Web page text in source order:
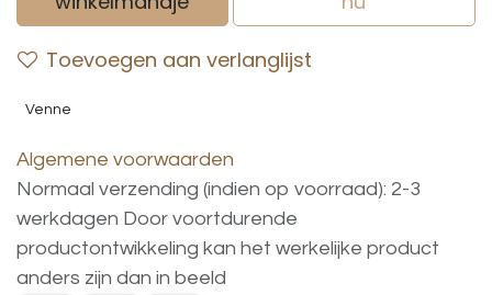
Toevoegen aan verlanglijst
Venne
Algemene voorwaarden
Normaal verzending (indien op voorraad): 2-3
werkdagen Door voortdurende
productontwikkeling kan het werkelijke product
anders zijn dan in beeld